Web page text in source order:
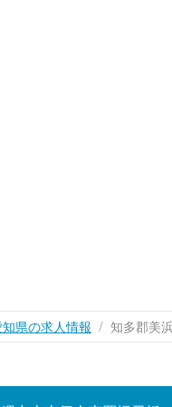
県の求人情報 知多郡美